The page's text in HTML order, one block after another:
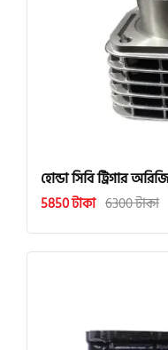
হোন্ডা সিবি ট্রিগার
5850 টাকা 6300 টাকা